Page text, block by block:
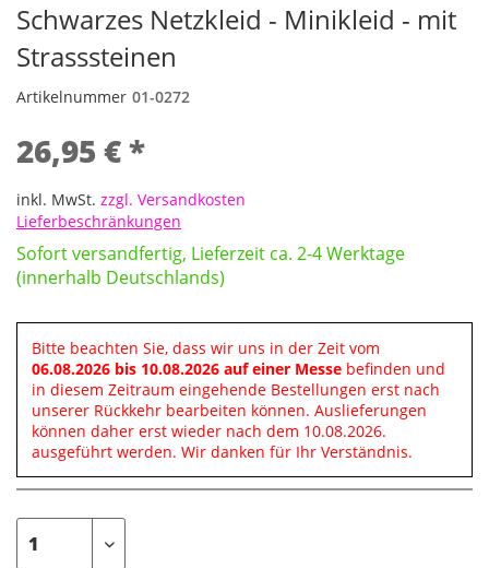
Schwarzes Netzkleid - Minikleid - mit
Strasssteinen
Artikelnummer 01-0272
26,95 € *
inkl. MwSt. zzgl. Versandkosten
Lieferbeschränkungen
Sofort versandfertig, Lieferzeit ca. 2-4 Werktage
(innerhalb Deutschlands)
Bitte beachten Sie, dass wir uns in der Zeit vom
06.08.2026 bis 10.08.2026 auf einer Messe befinden und
in diesem Zeitraum eingehende Bestellungen erst nach
unserer Rückkehr bearbeiten können. Auslieferungen
können daher erst wieder nach dem 10.08.2026.
ausgeführt werden. Wir danken für Ihr Verständnis.